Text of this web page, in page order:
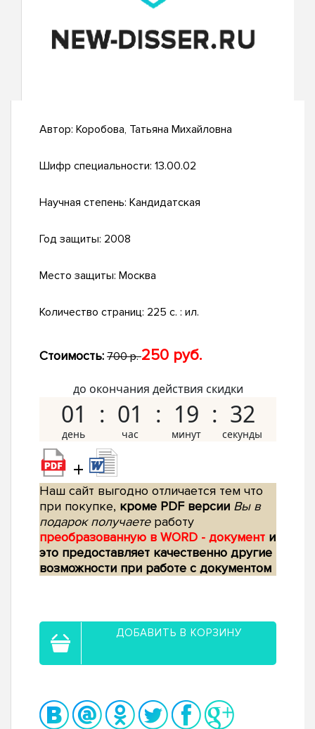
Автор: Коробова, Татьяна Михайловна
Шифр специальности: 13.00.02
Научная степень: Кандидатская
Год защиты: 2008
Место защиты: Москва
Количество страниц: 225 с. : ил.
Стоимость: 700 р.250 руб.
до окончания действия скидки
01 01 19 31
+
Наш сайт выгодно отличается тем что
при покупке, кроме PDF версии Вы в
подарок получаетеработу
преобразованную в WORD - документ и
это предоставляет качественно другие
возможности при работе с документом
ДОБАВИТЬ В КОРЗИНУ